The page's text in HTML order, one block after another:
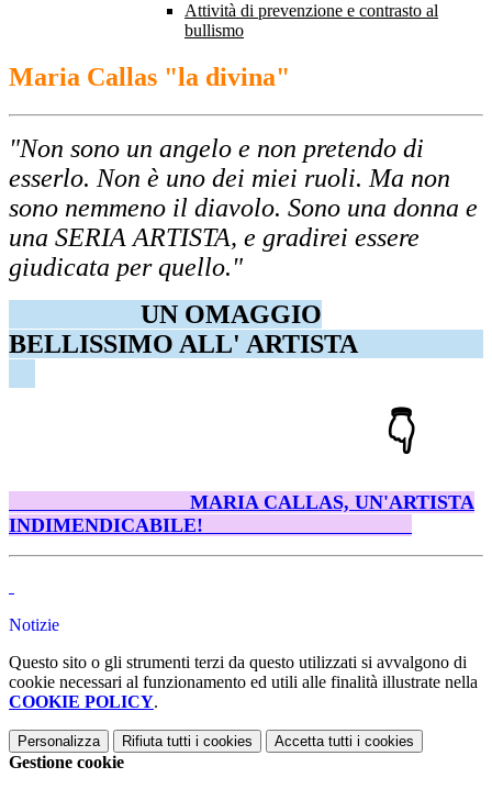
Attività di prevenzione e contrasto al
bullismo
Maria Callas "la divina"
"Non sono un angelo e non pretendo di
esserlo. Non è uno dei miei ruoli. Ma non
sono nemmeno il diavolo. Sono una donna e
una SERIA ARTISTA, e gradirei essere
giudicata per quello."
UN OMAGGIO
BELLISSIMO ALL' ARTISTA
👇
MARIA CALLAS, UN'ARTISTA
INDIMENDICABILE!
Notizie
Questo sito o gli strumenti terzi da questo utilizzati si avvalgono di
cookie necessari al funzionamento ed utili alle finalità illustrate nella
COOKIE POLICY.
Personalizza Rifiuta tutti i cookies Accetta tutti i cookies
Gestione cookie